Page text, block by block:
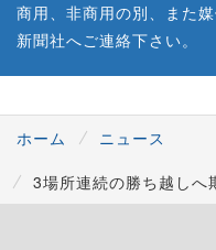
商用、非商用の別、また
新聞社へご連絡下さい。
ホーム
ニュース
3場所連続の勝ち越し